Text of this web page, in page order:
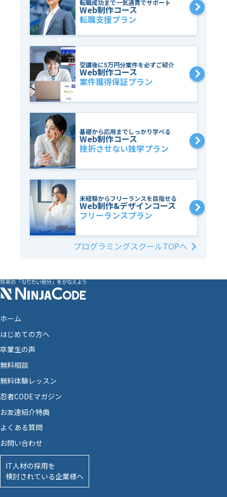
転職成功まで一気通貫でサポート
Web制作コース
転職支援プラン
受講後に5万円分案件を必ずご紹介
Web制作コース
案件獲得保証プラン
基礎から応用までしっかり学べる
Web制作コース
挫折させない独学プラン
未経験からフリーランスを目指せる
Web制作&デザインコース
フリーランスプラン
プログラミングスクールTOPへ
ホーム
はじめての方へ
卒業生の声
無料相談
無料体験レッスン
忍者CODEマガジン
お友達紹介特典
よくある質問
お問い合わせ
IT人材の採用を
検討されている企業様へ